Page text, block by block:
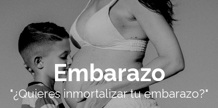
Embarazo
"¿Quieres inmortalizar tu embarazo?"